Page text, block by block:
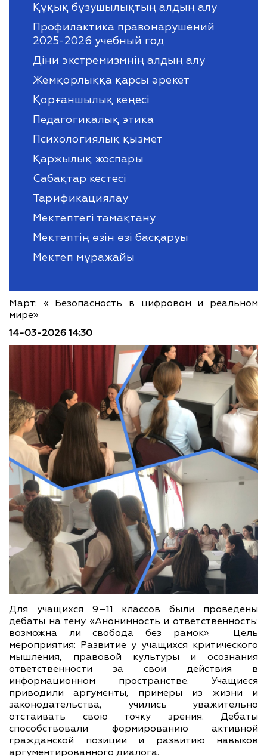
Құқық бұзушылықтың алдың алу
Профилактика правонарушений
2025-2026 учебный год
Діни экстремизмнің алдың алу
Жемқорлыққа қарсы әрекет
Қорғаншылық кеңесі
Педагогикалық этика
Психологиялық қызмет
Қаржылық жоспары
Сабақтар кестесі
Тарификациялау
Мектептегі тамақтану
Мектептің өзін өзі басқаруы
Мектеп мұражайы
Март: « Безопасность в цифровом и реальном
мире»
14-03-2026 14:30
Для учащихся 9–11 классов были проведены
дебаты на тему «Анонимность и ответственность:
возможна ли свобода без рамок». Цель
мероприятия: Развитие у учащихся критического
мышления, правовой культуры и осознания
ответственности за свои действия в
информационном пространстве. Учащиеся
приводили аргументы, примеры из жизни и
законодательства, учились уважительно
отстаивать свою точку зрения. Дебаты
способствовали формированию активной
гражданской позиции и развитию навыков
аргументированного диалога.